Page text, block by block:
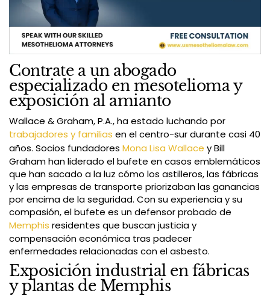
Contrate a un abogado
especializado en mesotelioma y
exposición al amianto
Wallace & Graham, P.A., ha estado luchando por
trabajadores y familias en el centro-sur durante casi 40
años. Socios fundadores Mona Lisa Wallace y Bill
Graham han liderado el bufete en casos emblemáticos
que han sacado a la luz cómo los astilleros, las fábricas
y las empresas de transporte priorizaban las ganancias
por encima de la seguridad. Con su experiencia y su
compasión, el bufete es un defensor probado de
Memphis residentes que buscan justicia y
compensación económica tras padecer
enfermedades relacionadas con el asbesto.
Exposición industrial en fábricas
y plantas de Memphis